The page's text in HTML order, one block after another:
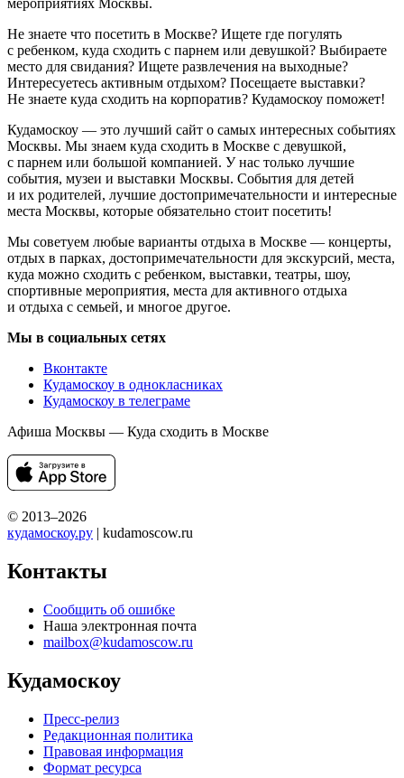
мероприятиях Москвы.
Не знаете что посетить в Москве? Ищете где погулять
с ребенком, куда сходить с парнем или девушкой? Выбираете
место для свидания? Ищете развлечения на выходные?
Интересуетесь активным отдыхом? Посещаете выставки?
Не знаете куда сходить на корпоратив? Кудамоскоу поможет!
Кудамоскоу — это лучший сайт о самых интересных событиях
Москвы. Мы знаем куда сходить в Москве с девушкой,
с парнем или большой компанией. У нас только лучшие
события, музеи и выставки Москвы. События для детей
и их родителей, лучшие достопримечательности и интересные
места Москвы, которые обязательно стоит посетить!
Мы советуем любые варианты отдыха в Москве — концерты,
отдых в парках, достопримечательности для экскурсий, места,
куда можно сходить с ребенком, выставки, театры, шоу,
спортивные мероприятия, места для активного отдыха
и отдыха с семьей, и многое другое.
Мы в социальных сетях
Вконтакте
Кудамоскоу в однокласниках
Кудамоскоу в телеграме
Афиша Москвы — Куда сходить в Москве
© 2013–2026
кудамоскоу.ру | kudamoscow.ru
Контакты
Сообщить об ошибке
Наша электронная почта
mailbox@kudamoscow.ru
Кудамоскоу
Пресс-релиз
Редакционная политика
Правовая информация
Формат ресурса